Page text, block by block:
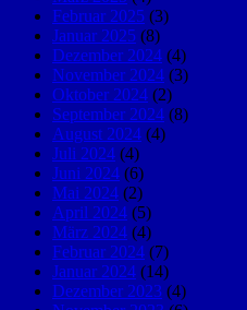
Februar 2025 (3)
Januar 2025 (8)
Dezember 2024 (4)
November 2024 (3)
Oktober 2024 (2)
September 2024 (8)
August 2024 (4)
Juli 2024 (4)
Juni 2024 (6)
Mai 2024 (2)
April 2024 (5)
März 2024 (4)
Februar 2024 (7)
Januar 2024 (14)
Dezember 2023 (4)